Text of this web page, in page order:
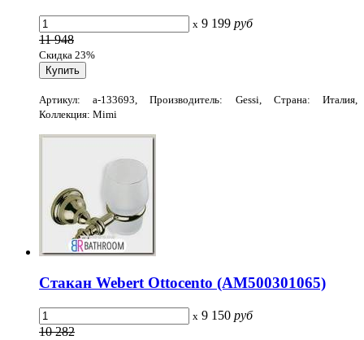
x 9 199 руб
11 948
Скидка 23%
Артикул: a-133693, Производитель: Gessi, Страна: Италия,
Коллекция: Mimi
Стакан Webert Ottocento (AM500301065)
x 9 150 руб
10 282